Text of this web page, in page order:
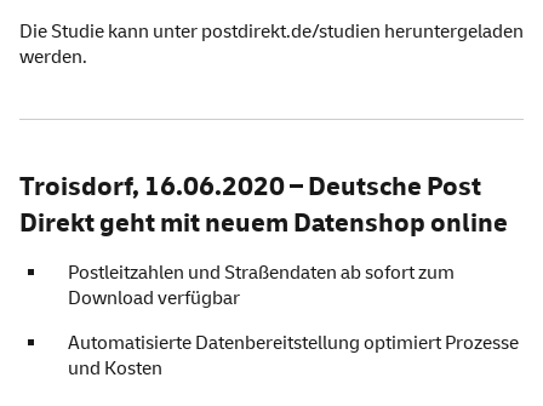
Die Studie kann unter postdirekt.de/studien heruntergeladen
werden.
Troisdorf, 16.06.2020 – Deutsche Post
Direkt geht mit neuem Datenshop online
Postleitzahlen und Straßendaten ab sofort zum
Download verfügbar
Automatisierte Datenbereitstellung optimiert Prozesse
und Kosten